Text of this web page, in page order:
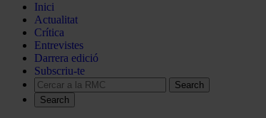
Inici
Actualitat
Crítica
Entrevistes
Darrera edició
Subscriu-te
Search